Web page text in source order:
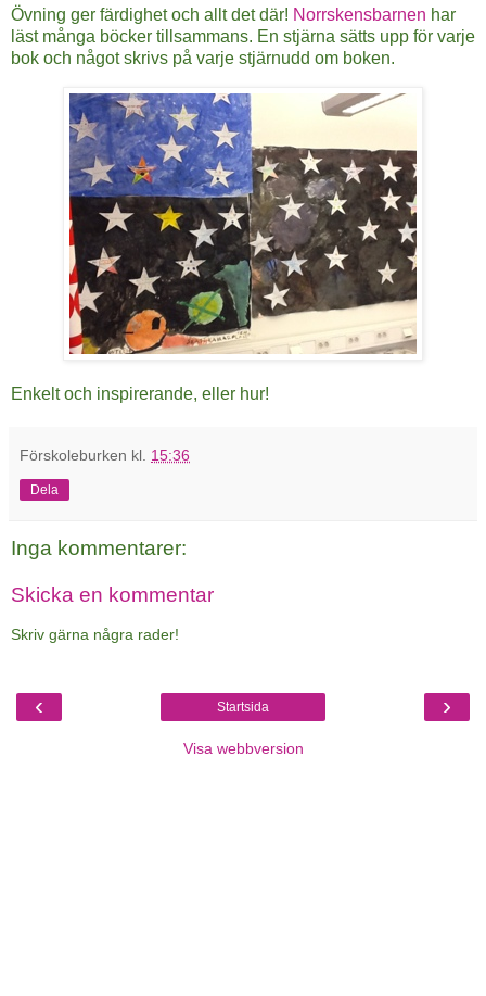
Övning ger färdighet och allt det där! Norrskensbarnen har
läst många böcker tillsammans. En stjärna sätts upp för varje
bok och något skrivs på varje stjärnudd om boken.
Enkelt och inspirerande, eller hur!
Förskoleburken kl. 15:36
Dela
Inga kommentarer:
Skicka en kommentar
Skriv gärna några rader!
‹ ›
Startsida
Visa webbversion